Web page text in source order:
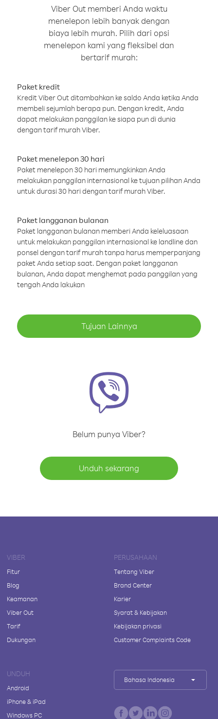
Viber Out memberi Anda waktu
menelepon lebih banyak dengan
biaya lebih murah. Pilih dari opsi
menelepon kami yang fleksibel dan
bertarif murah:
Paket kredit
Kredit Viber Out ditambahkan ke saldo Anda ketika Anda
membeli sejumlah berapa pun. Dengan kredit, Anda
dapat melakukan panggilan ke siapa pun di dunia
dengan tarif murah Viber.
Paket menelepon 30 hari
Paket menelepon 30 hari memungkinkan Anda
melakukan panggilan internasional ke tujuan pilihan Anda
untuk durasi 30 hari dengan tarif murah Viber.
Paket langganan bulanan
Paket langganan bulanan memberi Anda keleluasaan
untuk melakukan panggilan internasional ke landline dan
ponsel dengan tarif murah tanpa harus memperpanjang
paket Anda setiap saat. Dengan paket langganan
bulanan, Anda dapat menghemat pada panggilan yang
tengah Anda lakukan
Tujuan Lainnya
Belum punya Viber?
Unduh sekarang
VIBER
Fitur
Blog
Keamanan
Viber Out
Tarif
Dukungan
PERUSAHAAN
Tentang Viber
Brand Center
Karier
Syarat & Kebijakan
Kebijakan privasi
Customer Complaints Code
UNDUH
Android
iPhone & iPad
Windows PC
Bahasa Indonesia